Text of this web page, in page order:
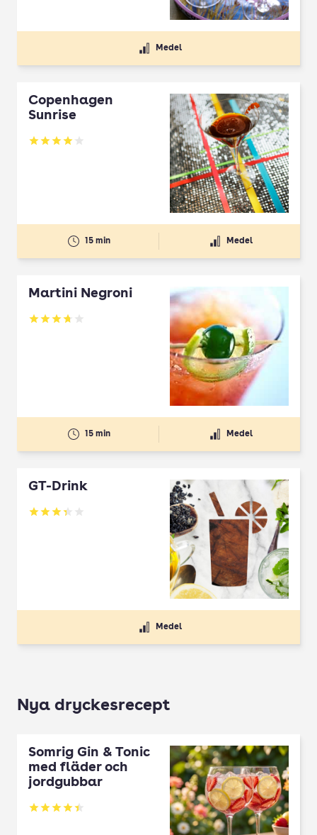
Medel
Copenhagen
Sunrise
Betyg: 4.08 av 5
15 min Medel
Martini Negroni
Betyg: 3.75 av 5
15 min Medel
GT-Drink
Betyg: 3.36 av 5
Medel
Nya dryckesrecept
Somrig Gin & Tonic
med fläder och
jordgubbar
Betyg: 4.45 av 5